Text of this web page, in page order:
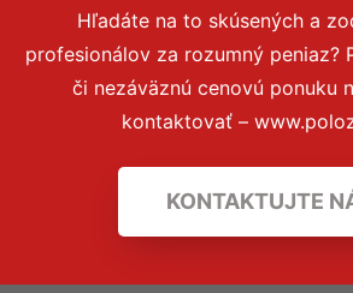
Hľadáte na to skúsených a
profesionálov za rozumný peniaz?
či nezáväznú cenovú ponuku
kontaktovať –
KONTAKTUJTE